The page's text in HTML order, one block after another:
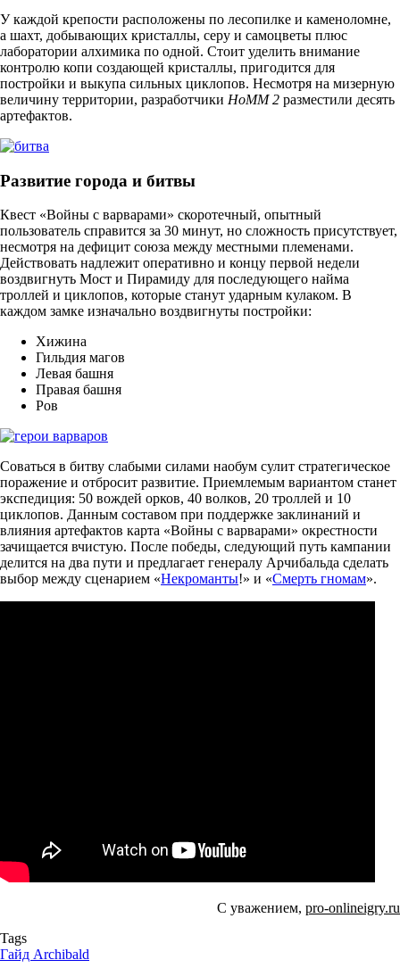
У каждой крепости расположены по лесопилке и каменоломне,
а шахт, добывающих кристаллы, серу и самоцветы плюс
лаборатории алхимика по одной. Стоит уделить внимание
контролю копи создающей кристаллы, пригодится для
постройки и выкупа сильных циклопов. Несмотря на мизерную
величину территории, разработчики HoMM 2 разместили десять
артефактов.
Развитие города и битвы
Квест «Войны с варварами» скоротечный, опытный
пользователь справится за 30 минут, но сложность присутствует,
несмотря на дефицит союза между местными племенами.
Действовать надлежит оперативно и концу первой недели
воздвигнуть Мост и Пирамиду для последующего найма
троллей и циклопов, которые станут ударным кулаком. В
каждом замке изначально воздвигнуты постройки:
Хижина
Гильдия магов
Левая башня
Правая башня
Ров
Соваться в битву слабыми силами наобум сулит стратегическое
поражение и отбросит развитие. Приемлемым вариантом станет
экспедиция: 50 вождей орков, 40 волков, 20 троллей и 10
циклопов. Данным составом при поддержке заклинаний и
влияния артефактов карта «Войны с варварами» окрестности
зачищается вчистую. После победы, следующий путь кампании
делится на два пути и предлагает генералу Арчибальда сделать
выбор между сценарием «Некроманты!» и «Смерть гномам».
С уважением, pro-onlineigry.ru
Tags
Гайд Archibald